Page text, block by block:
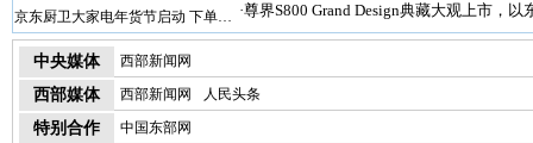
京东厨卫大家电年货节启动 下单… ·尊界S800 Grand Design典藏大观上市，
中央媒体 西部新闻网
西部媒体 西部新闻网 人民头条
特别合作 中国东部网